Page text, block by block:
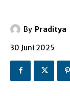
By Praditya
30 Juni 2025